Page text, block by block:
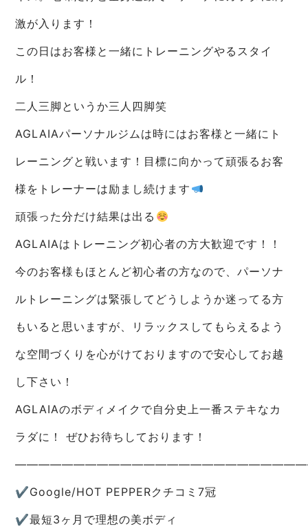
激が入ります！
この日はお客様と一緒にトレーニングやるスタイ
ル！
二人三脚というか三人四脚笑
AGLAIAパーソナルジムは時にはお客様と一緒にト
レーニングと戦います！目標に向かって頑張るお客
様をトレーナーは励まし続けます
頑張った分だけ結果は出る
AGLAIAはトレーニング初心者の方大歓迎です！！
今のお客様もほとんど初心者の方なので、パーソナ
ルトレーニングは緊張してどうしようか迷ってる方
もいると思いますが、リラックスしてもらえるよう
な空間づくりを心がけておりますので安心してお越
し下さい！
AGLAIAのボディメイクで自分史上一番ステキなカ
ラダに！ ぜひお待ちしております！
✔︎Google/HOT PEPPERクチコミ7冠
✔︎最短3ヶ月で理想の美ボディ